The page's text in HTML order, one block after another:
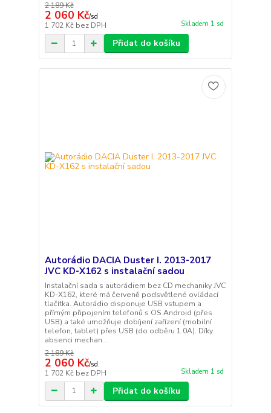
2 189 Kč
2 060 Kč/sd
1 702 Kč bez DPH Skladem 1 sd
Přidat do košíku
Autorádio DACIA Duster I. 2013-2017
JVC KD-X162 s instalační sadou
Instalační sada s autorádiem bez CD mechaniky JVC
KD-X162, které má červeně podsvětlené ovládací
tlačítka. Autorádio disponuje USB vstupem a
přímým připojením telefonů s OS Android (přes
USB) a také umožňuje dobíjení zařízení (mobilní
telefon, tablet) přes USB (do odběru 1.0A). Díky
absenci mechan...
2 189 Kč
2 060 Kč/sd
1 702 Kč bez DPH Skladem 1 sd
Přidat do košíku